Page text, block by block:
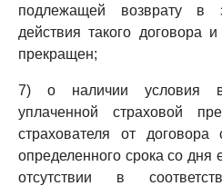
подлежащей возврату в
действия такого договора
прекращен;
7) о наличии условия
уплаченной страховой
страхователя от договора
определенного срока со дня
отсутствии в